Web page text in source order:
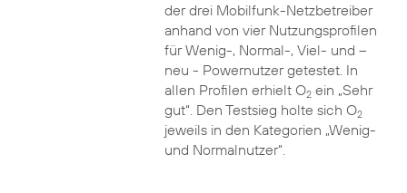
der drei Mobilfunk-Netzbetreiber
anhand von vier Nutzungsprofilen
für Wenig-, Normal-, Viel- und –
neu - Powernutzer getestet. In
allen Profilen erhielt O2ein „Sehr
gut“. Den Testsieg holte sich O2
jeweils in den Kategorien „Wenig-
und Normalnutzer“.